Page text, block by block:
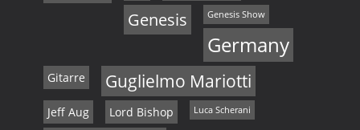
Genesis Genesis Show
Germany
Gitarre Guglielmo Mariotti
Jeff Aug Lord Bishop Luca Scherani